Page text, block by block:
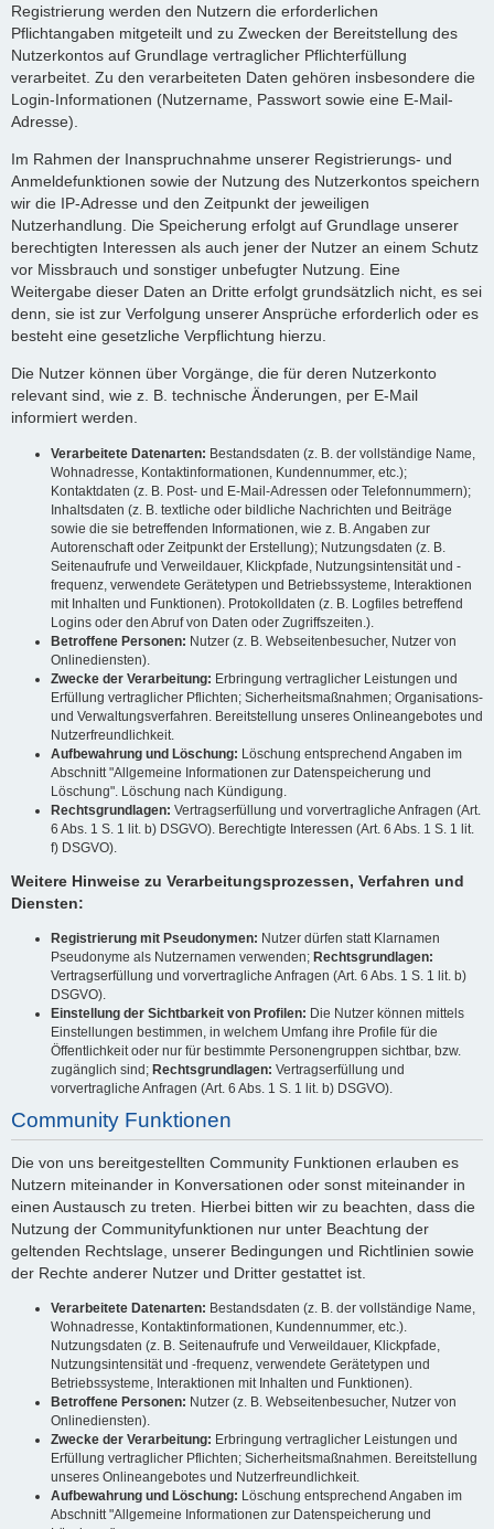
Registrierung werden den Nutzern die erforderlichen
Pflichtangaben mitgeteilt und zu Zwecken der Bereitstellung des
Nutzerkontos auf Grundlage vertraglicher Pflichterfüllung
verarbeitet. Zu den verarbeiteten Daten gehören insbesondere die
Login-Informationen (Nutzername, Passwort sowie eine E-Mail-
Adresse).
Im Rahmen der Inanspruchnahme unserer Registrierungs- und
Anmeldefunktionen sowie der Nutzung des Nutzerkontos speichern
wir die IP-Adresse und den Zeitpunkt der jeweiligen
Nutzerhandlung. Die Speicherung erfolgt auf Grundlage unserer
berechtigten Interessen als auch jener der Nutzer an einem Schutz
vor Missbrauch und sonstiger unbefugter Nutzung. Eine
Weitergabe dieser Daten an Dritte erfolgt grundsätzlich nicht, es sei
denn, sie ist zur Verfolgung unserer Ansprüche erforderlich oder es
besteht eine gesetzliche Verpflichtung hierzu.
Die Nutzer können über Vorgänge, die für deren Nutzerkonto
relevant sind, wie z. B. technische Änderungen, per E-Mail
informiert werden.
Verarbeitete Datenarten: Bestandsdaten (z. B. der vollständige Name,
Wohnadresse, Kontaktinformationen, Kundennummer, etc.);
Kontaktdaten (z. B. Post- und E-Mail-Adressen oder Telefonnummern);
Inhaltsdaten (z. B. textliche oder bildliche Nachrichten und Beiträge
sowie die sie betreffenden Informationen, wie z. B. Angaben zur
Autorenschaft oder Zeitpunkt der Erstellung); Nutzungsdaten (z. B.
Seitenaufrufe und Verweildauer, Klickpfade, Nutzungsintensität und -
frequenz, verwendete Gerätetypen und Betriebssysteme, Interaktionen
mit Inhalten und Funktionen). Protokolldaten (z. B. Logfiles betreffend
Logins oder den Abruf von Daten oder Zugriffszeiten.).
Betroffene Personen: Nutzer (z. B. Webseitenbesucher, Nutzer von
Onlinediensten).
Zwecke der Verarbeitung: Erbringung vertraglicher Leistungen und
Erfüllung vertraglicher Pflichten; Sicherheitsmaßnahmen; Organisations-
und Verwaltungsverfahren. Bereitstellung unseres Onlineangebotes und
Nutzerfreundlichkeit.
Aufbewahrung und Löschung: Löschung entsprechend Angaben im
Abschnitt "Allgemeine Informationen zur Datenspeicherung und
Löschung". Löschung nach Kündigung.
Rechtsgrundlagen: Vertragserfüllung und vorvertragliche Anfragen (Art.
6 Abs. 1 S. 1 lit. b) DSGVO). Berechtigte Interessen (Art. 6 Abs. 1 S. 1 lit.
f) DSGVO).
Weitere Hinweise zu Verarbeitungsprozessen, Verfahren und
Diensten:
Registrierung mit Pseudonymen: Nutzer dürfen statt Klarnamen
Pseudonyme als Nutzernamen verwenden; Rechtsgrundlagen:
Vertragserfüllung und vorvertragliche Anfragen (Art. 6 Abs. 1 S. 1 lit. b)
DSGVO).
Einstellung der Sichtbarkeit von Profilen: Die Nutzer können mittels
Einstellungen bestimmen, in welchem Umfang ihre Profile für die
Öffentlichkeit oder nur für bestimmte Personengruppen sichtbar, bzw.
zugänglich sind; Rechtsgrundlagen: Vertragserfüllung und
vorvertragliche Anfragen (Art. 6 Abs. 1 S. 1 lit. b) DSGVO).
Community Funktionen
Die von uns bereitgestellten Community Funktionen erlauben es
Nutzern miteinander in Konversationen oder sonst miteinander in
einen Austausch zu treten. Hierbei bitten wir zu beachten, dass die
Nutzung der Communityfunktionen nur unter Beachtung der
geltenden Rechtslage, unserer Bedingungen und Richtlinien sowie
der Rechte anderer Nutzer und Dritter gestattet ist.
Verarbeitete Datenarten: Bestandsdaten (z. B. der vollständige Name,
Wohnadresse, Kontaktinformationen, Kundennummer, etc.).
Nutzungsdaten (z. B. Seitenaufrufe und Verweildauer, Klickpfade,
Nutzungsintensität und -frequenz, verwendete Gerätetypen und
Betriebssysteme, Interaktionen mit Inhalten und Funktionen).
Betroffene Personen: Nutzer (z. B. Webseitenbesucher, Nutzer von
Onlinediensten).
Zwecke der Verarbeitung: Erbringung vertraglicher Leistungen und
Erfüllung vertraglicher Pflichten; Sicherheitsmaßnahmen. Bereitstellung
unseres Onlineangebotes und Nutzerfreundlichkeit.
Aufbewahrung und Löschung: Löschung entsprechend Angaben im
Abschnitt "Allgemeine Informationen zur Datenspeicherung und